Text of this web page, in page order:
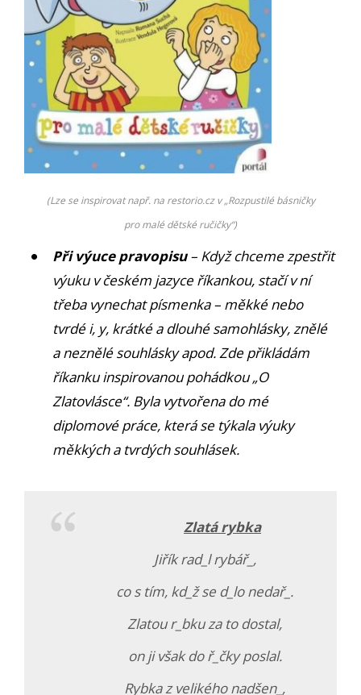
(Lze se inspirovat např. na restorio.cz v „Rozpustilé básničky
pro malé dětské ručičky“)
Při výuce pravopisu– Když chceme zpestřit
výuku v českém jazyce říkankou, stačí v ní
třeba vynechat písmenka – měkké nebo
tvrdé i, y, krátké a dlouhé samohlásky, znělé
a neznělé souhlásky apod. Zde přikládám
říkanku inspirovanou pohádkou „O
Zlatovlásce“. Byla vytvořena do mé
diplomové práce, která se týkala výuky
měkkých a tvrdých souhlásek.
Zlatá rybka
Jiřík rad_l rybář_,
co s tím, kd_ž se d_lo nedař_.
Zlatou r_bku za to dostal,
on ji však do ř_čky poslal.
Rybka z velikého nadšen_,